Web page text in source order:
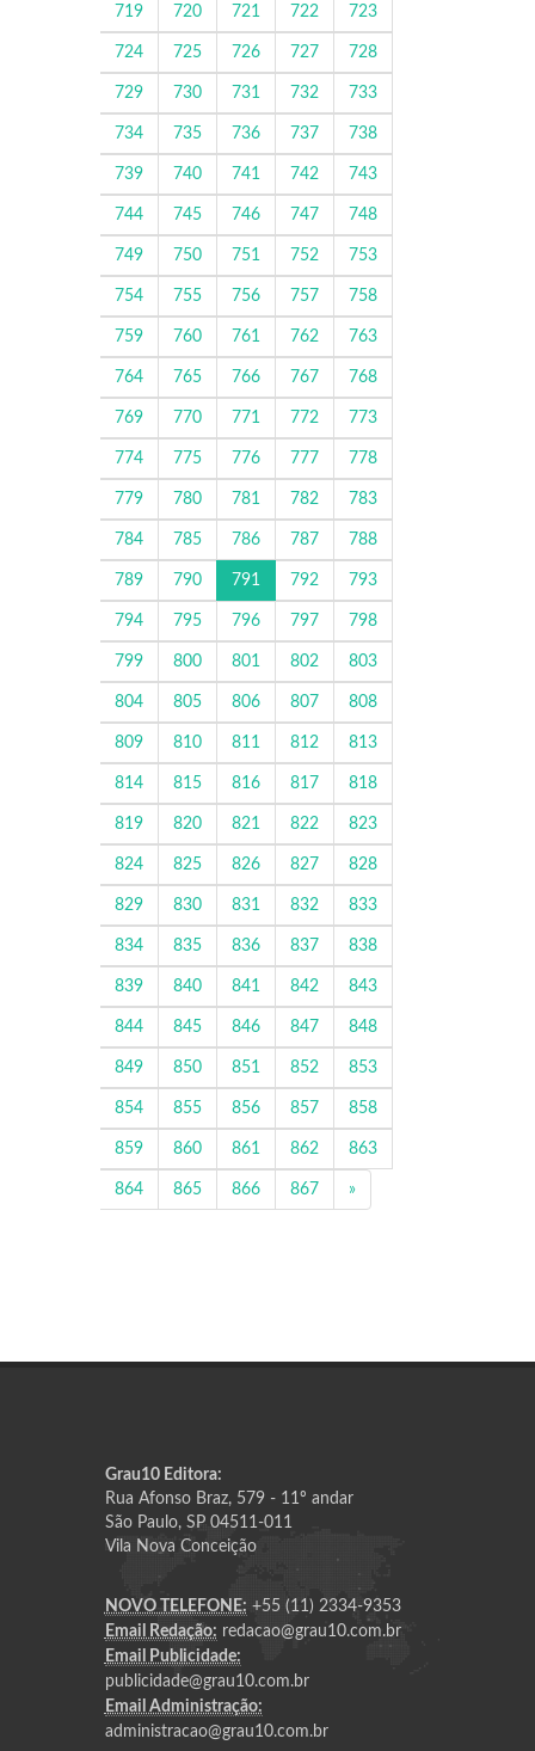
719 720 721 722 723
724 725 726 727 728
729 730 731 732 733
734 735 736 737 738
739 740 741 742 743
744 745 746 747 748
749 750 751 752 753
754 755 756 757 758
759 760 761 762 763
764 765 766 767 768
769 770 771 772 773
774 775 776 777 778
779 780 781 782 783
784 785 786 787 788
789 790 791 792 793
794 795 796 797 798
799 800 801 802 803
804 805 806 807 808
809 810 811 812 813
814 815 816 817 818
819 820 821 822 823
824 825 826 827 828
829 830 831 832 833
834 835 836 837 838
839 840 841 842 843
844 845 846 847 848
849 850 851 852 853
854 855 856 857 858
859 860 861 862 863
864 865 866 867 »
Grau10 Editora:
Rua Afonso Braz, 579 - 11º andar
São Paulo, SP 04511-011
Vila Nova Conceição
NOVO TELEFONE: +55 (11) 2334-9353
Email Redação: redacao@grau10.com.br
Email Publicidade:
publicidade@grau10.com.br
Email Administração:
administracao@grau10.com.br